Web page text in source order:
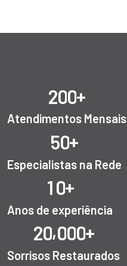
200+
Atendimentos Mensais
50+
Especialistas na Rede
10+
Anos de experiência
20,000+
Sorrisos Restaurados